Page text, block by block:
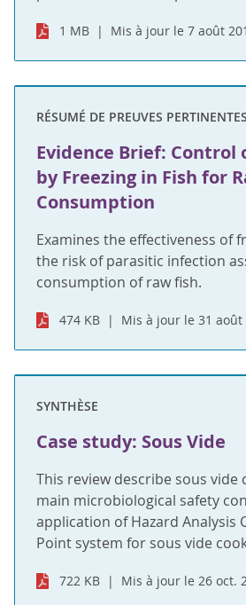
1 MB Mis à jour le 7 août
RÉSUMÉ DE PREUVES PERTINENTES
Evidence Brief: Control
by Freezing in Fish for
Consumption
Examines the effectiveness of
the risk of parasitic infection
consumption of raw fish.
474 KB Mis à jour le 31 août
SYNTHÈSE
Case study: Sous Vide
This review describe sous vide
main microbiological safety
application of Hazard Analysis
Point system for sous vide
722 KB Mis à jour le 26 oct.